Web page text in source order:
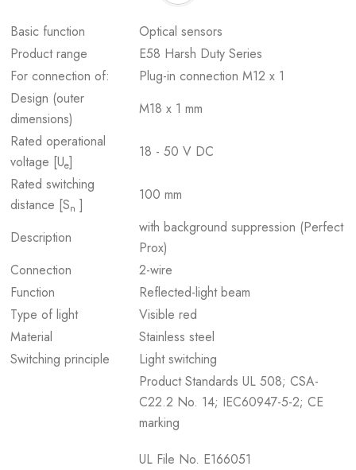
Basic function
Optical sensors
Product range
E58 Harsh Duty Series
For connection of:
Plug-in connection M12 x 1
Design (outer
dimensions)
M18 x 1 mm
Rated operational
voltage [Ue]
18 - 50 V DC
Rated switching
distance [Sn ]
100 mm
Description
with background suppression (Perfect
Prox)
Connection
2-wire
Function
Reflected-light beam
Type of light
Visible red
Material
Stainless steel
Switching principle
Light switching
Product Standards UL 508; CSA-
C22.2 No. 14; IEC60947-5-2; CE
marking
UL File No. E166051